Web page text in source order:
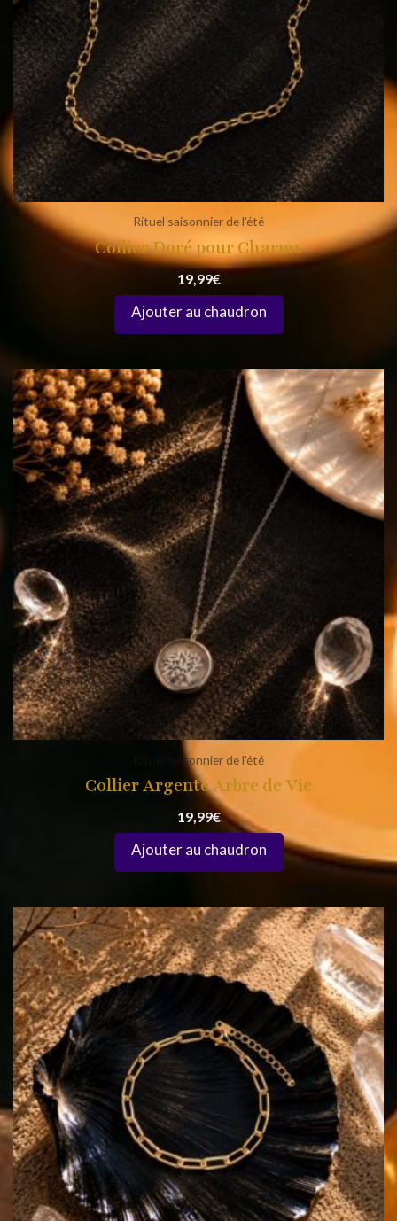
Rituel saisonnier de l'été
Collier Doré pour Charms
19,99€
Rituel saisonnier de l'été
Collier Argenté Arbre de Vie
19,99€